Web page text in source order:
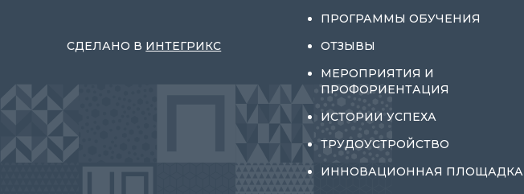
СДЕЛАНО В ИНТЕГРИКС
ПРОГРАММЫ ОБУЧЕНИЯ
ОТЗЫВЫ
МЕРОПРИЯТИЯ И
ПРОФОРИЕНТАЦИЯ
ИСТОРИИ УСПЕХА
ТРУДОУСТРОЙСТВО
ИННОВАЦИОННАЯ ПЛОЩАДКА